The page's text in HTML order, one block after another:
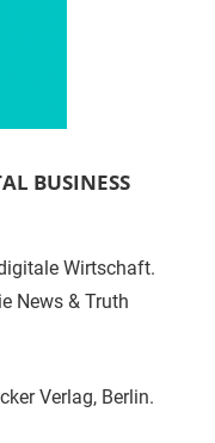
BUSINESS
Wirtschaft.
News & Truth
Verlag, Berlin.